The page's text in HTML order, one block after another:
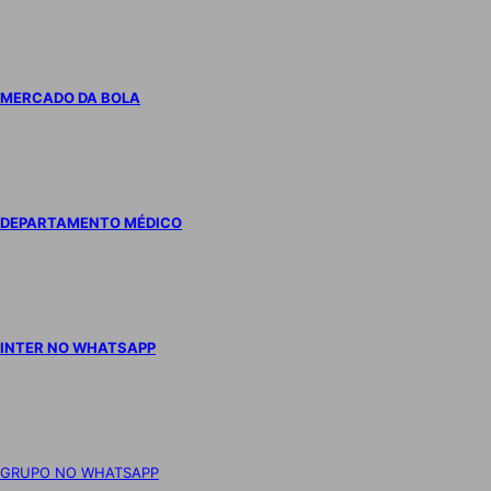
MERCADO DA BOLA
DEPARTAMENTO MÉDICO
INTER NO WHATSAPP
GRUPO NO WHATSAPP